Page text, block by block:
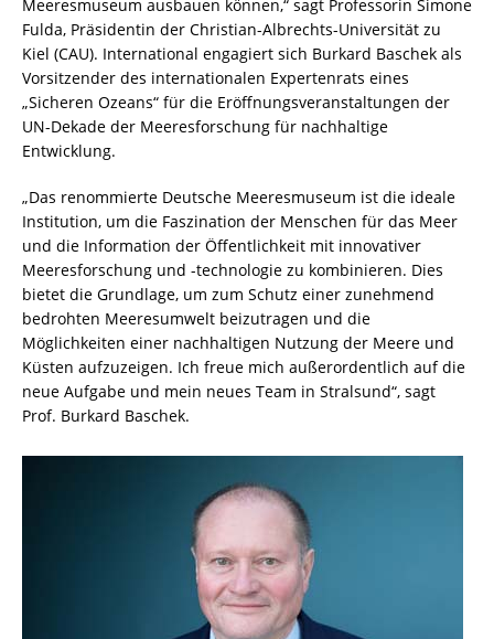
Meeresmuseum ausbauen können,“ sagt Professorin Simone
Fulda, Präsidentin der Christian-Albrechts-Universität zu
Kiel (CAU). International engagiert sich Burkard Baschek als
Vorsitzender des internationalen Expertenrats eines
„Sicheren Ozeans“ für die Eröffnungsveranstaltungen der
UN-Dekade der Meeresforschung für nachhaltige
Entwicklung.
„Das renommierte Deutsche Meeresmuseum ist die ideale
Institution, um die Faszination der Menschen für das Meer
und die Information der Öffentlichkeit mit innovativer
Meeresforschung und -technologie zu kombinieren. Dies
bietet die Grundlage, um zum Schutz einer zunehmend
bedrohten Meeresumwelt beizutragen und die
Möglichkeiten einer nachhaltigen Nutzung der Meere und
Küsten aufzuzeigen. Ich freue mich außerordentlich auf die
neue Aufgabe und mein neues Team in Stralsund“, sagt
Prof. Burkard Baschek.